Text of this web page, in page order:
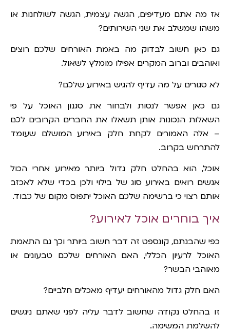
אז מה אתם מעדיפים, הגשה עצמית, הגשה לשולחנות או
משהו שמשלב את שני השירותים?
גם כאן חשוב לבדוק מה באמת האורחים שלכם רוצים
ואוהבים וברוב המקרים אפילו מומלץ לשאול.
לא סגורים על מה עדיף להגיש באירוע שלכם?
גם כאן אפשר לנסות ולבחור את סגנון האוכל על פי
השאלות הנכונות אותן תשאלו את החברים הקרובים לכם
– אלה האמורים לקחת חלק באירוע המושלם שעומד
להתרחש בקרוב.
אוכל, הוא בהחלט חלק גדול ביותר מאירוע אחרי הכול
אנשים רואים באירוע סוג של בילוי ולכן בכדי שלא לאכזב
אותם רצוי כי ברשימה שלכם האוכל יתפוס מקום של כבוד.
איך בוחרים אוכל לאירוע?
כפי שהבנתם, קונספט זה דבר חשוב ביותר וכך גם התאמת
האוכל לרעיון הכללי, האם האורחים שלכם טבעונים או
מאוהבי הבשר?
האם חלק גדול מהאורחים יעדיף מאכלים חלביים?
זו בהחלט נקודה שחשוב לדבר עליה לפני שאתם ניגשים
להשלמת המשימה.